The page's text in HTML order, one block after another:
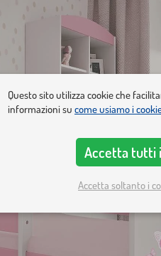
Questo sito utilizza cookie che
informazioni su come usiamo i
Accetta tutti
Accetta soltanto i